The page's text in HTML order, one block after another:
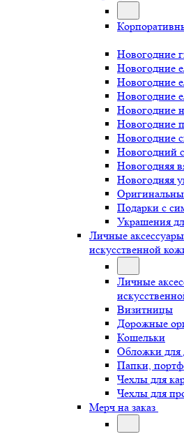
Новогодние
Новогодние
Новогодние
Новогодние
Новогодние
Новогодние
Новогодние
Новогодний
Новогодняя
Новогодняя
Подарки с
Украшения
Личные
искусственной
Личные
Визитницы
Дорожные
Кошельки
Обложки для
Папки,
Чехлы для
Чехлы для
Мерч на заказ